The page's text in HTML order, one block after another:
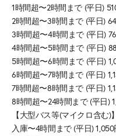
1時間超〜2時間まで (平日)
2時間超〜3時間まで (平日)
3時間超〜4時間まで (平日)
4時間超〜5時間まで (平日)
5時間超〜6時間まで (平日)
6時間超〜7時間まで (平日)
7時間超〜8時間まで (平日)
8時間超〜24時間まで (平日)
【大型バス等(マイクロ含む)】
入庫〜4時間まで (平日)